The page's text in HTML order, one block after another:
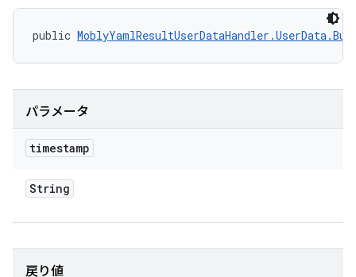
public
パラメータ
timestamp
String
戻り値